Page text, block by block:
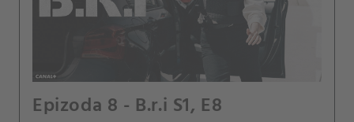
Epizoda 8 - B.r.i S1, E8